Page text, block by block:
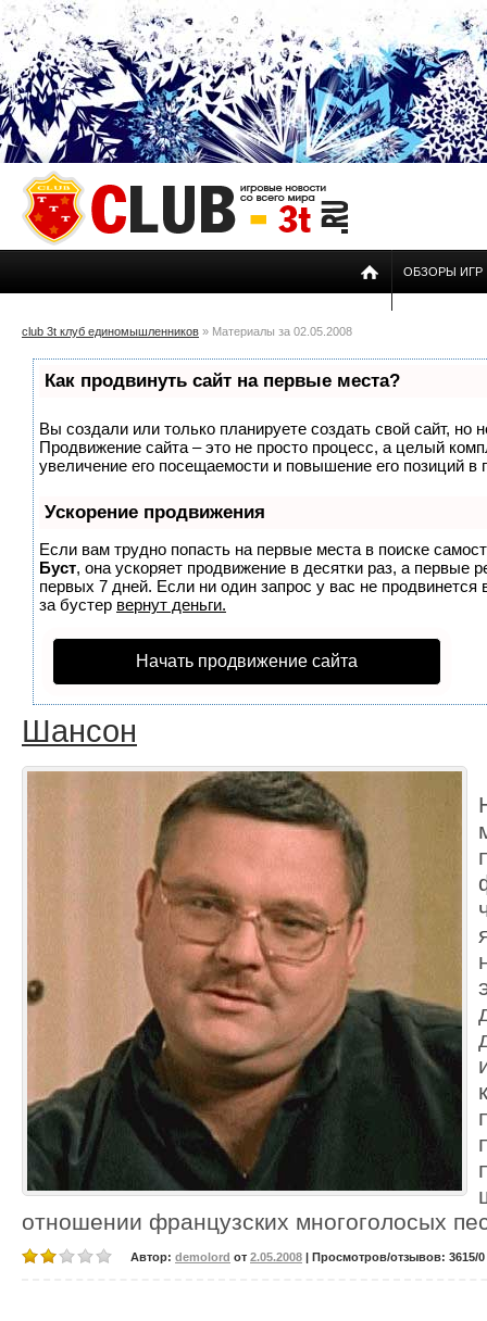
ОБЗОРЫ ИГР
club 3t клуб единомышленников » Материалы за 02.05.2008
Как продвинуть сайт на первые места?
Вы создали или только планируете создать свой сайт, но
Продвижение сайта – это не просто процесс, а целый
увеличение его посещаемости и повышение его позиций в
Ускорение продвижения
Если вам трудно попасть на первые места в поиске
Буст, она ускоряет продвижение в десятки раз, а первые
первых 7 дней. Если ни один запрос у вас не продвинется
за бустер вернут деньги.
Начать продвижение сайта
Шансон
отношении французских многоголосых
Автор: demolord от 2.05.2008 | Просмотров/отзывов: 3615/0